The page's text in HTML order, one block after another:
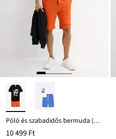
Póló és szabadidős bermuda (2-részes szett)
10 499 Ft